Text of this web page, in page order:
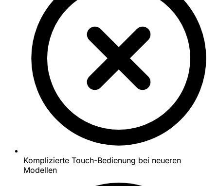
Komplizierte Touch-Bedienung bei neueren
Modellen